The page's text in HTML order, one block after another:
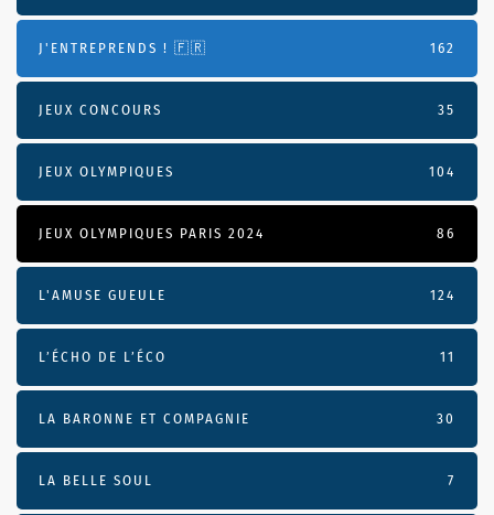
J'ENTREPRENDS ! 🇫🇷 162
JEUX CONCOURS 35
JEUX OLYMPIQUES 104
JEUX OLYMPIQUES PARIS 2024 86
L'AMUSE GUEULE 124
L’ÉCHO DE L’ÉCO 11
LA BARONNE ET COMPAGNIE 30
LA BELLE SOUL 7